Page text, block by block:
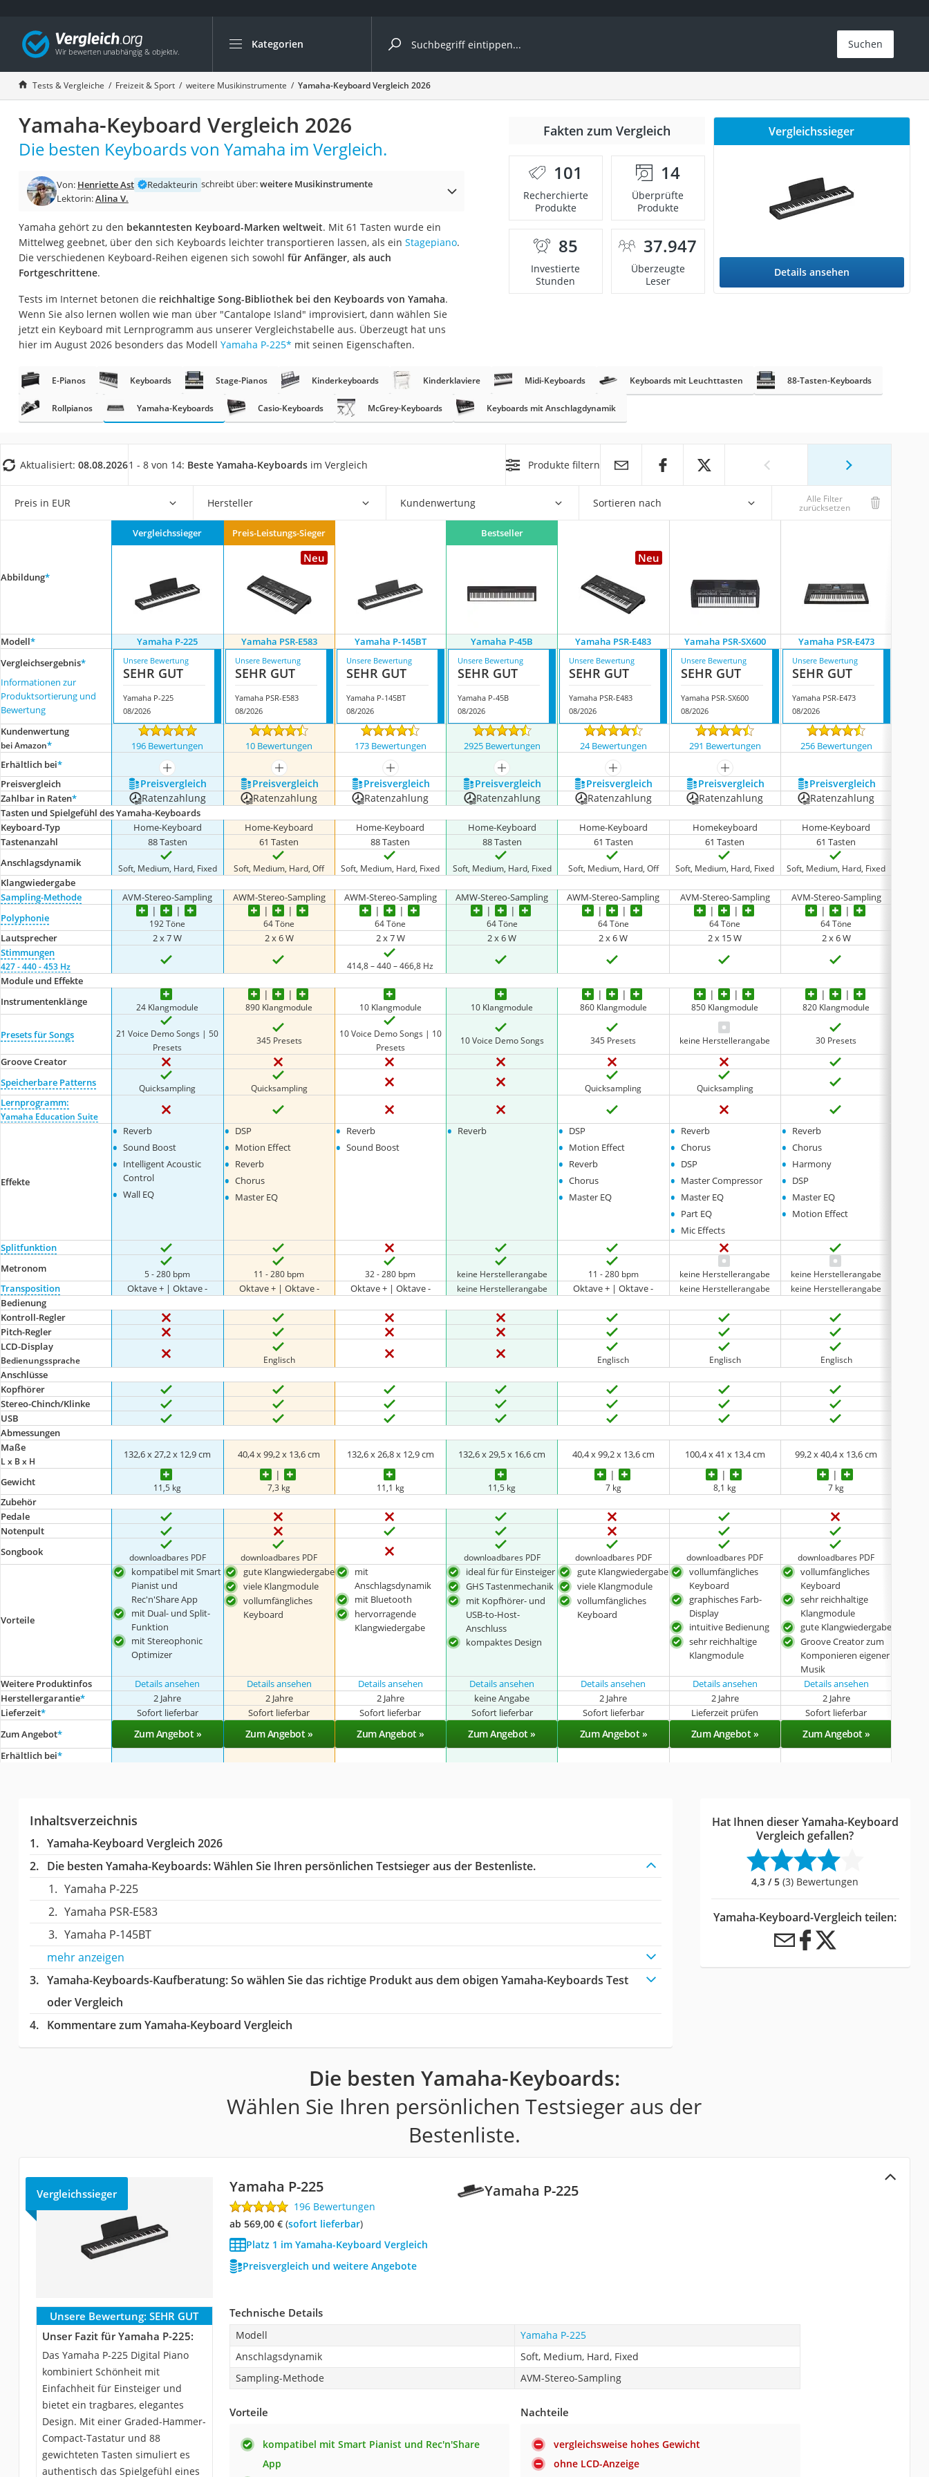
Kategorien
Die beliebtesten Vergleiche nach Kategorie
Freizeit & Sport
Gartentrampolin
Trampolin
Metalldetektor
Trampolin 366 cm
Aluminium-Koffer
Futterboot
E-Bike-Dreirad
Trekkingschuhe Herren
Reisetasche mit Rollen
Koffer
Nachtsichtgerät
Vibrationsplatte
Wanderschuhe Herren
Sicherheitsweste Reiten
Service
Suchen
Tests & Vergleiche Freizeit & Sport weitere Musikinstrumente Yamaha-Keyboard Vergleich 2026
Yamaha-Keyboard Vergleich 2026
Die besten Keyboards von Yamaha im Vergleich.
Von: Henriette Ast Redakteurin schreibt über:weitere Musikinstrumente
Lektorin:Alina V.
Yamaha gehört zu den bekanntesten Keyboard-Marken weltweit. Mit 61 Tasten wurde ein
Mittelweg geebnet, über den sich Keyboards leichter transportieren lassen, als ein Stagepiano.
Die verschiedenen Keyboard-Reihen eigenen sich sowohl für Anfänger, als auch
Fortgeschrittene.
Tests im Internet betonen die reichhaltige Song-Bibliothek bei den Keyboards von Yamaha.
Wenn Sie also lernen wollen wie man über "Cantalope Island" improvisiert, dann wählen Sie
jetzt ein Keyboard mit Lernprogramm aus unserer Vergleichstabelle aus. Überzeugt hat uns
hier im August 2026 besonders das Modell Yamaha P-225* mit seinen Eigenschaften.
Fakten zum Vergleich
101
Recherchierte
Produkte
14
Überprüfte
Produkte
85
Investierte
Stunden
37.947
Überzeugte
Leser
Vergleichssieger
Details ansehen
E-Pianos Keyboards Stage-Pianos Kinderkeyboards Kinderklaviere Midi-Keyboards Keyboards mit Leuchttasten 88-Tasten-Keyboards
Rollpianos Yamaha-Keyboards Casio-Keyboards McGrey-Keyboards Keyboards mit Anschlagdynamik
Aktualisiert: 08.08.20261 - 8 von 14: Beste Yamaha-Keyboards im Vergleich Produkte filtern
Preis in EUR Hersteller Kundenwertung Sortieren nach Alle Filter
zurücksetzen
Abbildung*
Vergleichssieger Preis-Leistungs-Sieger
Neu
Bestseller
Neu
Modell* Yamaha P-225 Yamaha PSR-E583 Yamaha P-145BT Yamaha P-45B Yamaha PSR-E483 Yamaha PSR-SX600 Yamaha PSR-E473
Vergleichsergebnis*
Informationen zur
Produktsortierung und
Bewertung
Unsere Bewertung
SEHR GUT
Yamaha P-225
08/2026
Unsere Bewertung
SEHR GUT
Yamaha PSR-E583
08/2026
Unsere Bewertung
SEHR GUT
Yamaha P-145BT
08/2026
Unsere Bewertung
SEHR GUT
Yamaha P-45B
08/2026
Unsere Bewertung
SEHR GUT
Yamaha PSR-E483
08/2026
Unsere Bewertung
SEHR GUT
Yamaha PSR-SX600
08/2026
Unsere Bewertung
SEHR GUT
Yamaha PSR-E473
08/2026
Kundenwertung
bei Amazon* 196 Bewertungen 10 Bewertungen 173 Bewertungen 2925 Bewertungen 24 Bewertungen 291 Bewertungen 256 Bewertungen
Erhältlich bei*
mehr anzeigen mehr anzeigen mehr anzeigen mehr anzeigen mehr anzeigen
mehr anzeigen
Preis­vergleich
Preis­vergleich Preis­vergleich Preis­vergleich Preis­vergleich Preis­vergleich Preis­vergleich Preis­vergleich
Zahlbar in Raten* Ratenzahlung Ratenzahlung Ratenzahlung Ratenzahlung Ratenzahlung Ratenzahlung Ratenzahlung
Tasten und Spielgefühl des Yamaha-Keyboards
Keyboard-Typ
Home-Keyboard Home-Keyboard Home-Keyboard Home-Keyboard Home-Keyboard Homekeyboard Home-Keyboard
Tastenanzahl
88 Tasten 61 Tasten 88 Tasten 88 Tasten 61 Tasten 61 Tasten 61 Tasten
Anschlagsdynamik
Soft, Medium, Hard, Fixed Soft, Medium, Hard, Off Soft, Medium, Hard, Fixed Soft, Medium, Hard, Fixed Soft, Medium, Hard, Off Soft, Medium, Hard, Fixed Soft, Medium, Hard, Fixed
Klangwiedergabe
Sampling-Methode
AVM-Stereo-Sampling AWM-Stereo-Sampling AWM-Stereo-Sampling AMW-Stereo-Sampling AWM-Stereo-Sampling AVM-Stereo-Sampling AVM-Stereo-Sampling
Polyphonie
192 Töne 64 Töne 64 Töne 64 Töne 64 Töne 64 Töne 64 Töne
Lautsprecher 2 x 7 W 2 x 6 W 2 x 7 W 2 x 6 W 2 x 6 W 2 x 15 W
2 x 6 W
Stimmungen
427 - 440 - 453 Hz 414,8 – 440 – 466,8 Hz
Module und Effekte
Instrumentenklänge
24 Klangmodule 890 Klangmodule 10 Klangmodule 10 Klangmodule 860 Klangmodule 850 Klangmodule 820 Klangmodule
Presets für Songs
21 Voice Demo Songs | 50
Presets
345 Presets
10 Voice Demo Songs | 10
Presets
10 Voice Demo Songs 345 Presets keine Herstellerangabe 30 Presets
Groove Creator
Speicherbare Patterns
Quicksampling Quicksampling Quicksampling Quicksampling
Lernprogramm:
Yamaha Education Suite
Effekte
• Reverb
• Sound Boost
• Intelligent Acoustic
Control
• Wall EQ
• DSP
• Motion Effect
• Reverb
• Chorus
• Master EQ
• Reverb
• Sound Boost
• Reverb • DSP
• Motion Effect
• Reverb
• Chorus
• Master EQ
• Reverb
• Chorus
• DSP
• Master Compressor
• Master EQ
• Part EQ
• Mic Effects
• Reverb
• Chorus
• Harmony
• DSP
• Master EQ
• Motion Effect
Splitfunktion
Metronom
5 - 280 bpm 11 - 280 bpm 32 - 280 bpm keine Herstellerangabe 11 - 280 bpm keine Herstellerangabe keine Herstellerangabe
Transposition Oktave + | Oktave - Oktave + | Oktave - Oktave + | Oktave - keine Herstellerangabe Oktave + | Oktave - keine Herstellerangabe keine Herstellerangabe
Bedienung
Kontroll-Regler
Pitch-Regler
LCD-Display
Bedienungssprache Englisch Englisch Englisch Englisch
Anschlüsse
Kopfhörer
Stereo-Chinch/Klinke
USB
Abmessungen
Maße
L x B x H
132,6 x 27,2 x 12,9 cm 40,4 x 99,2 x 13,6 cm 132,6 x 26,8 x 12,9 cm 132,6 x 29,5 x 16,6 cm 40,4 x 99,2 x 13,6 cm 100,4 x 41 x 13,4 cm ‎99,2 x 40,4 x 13,6 cm
Gewicht 11,5 kg 7,3 kg 11,1 kg 11,5 kg 7 kg 8,1 kg 7 kg
Zubehör
Pedale
Notenpult
Songbook
downloadbares PDF downloadbares PDF downloadbares PDF downloadbares PDF downloadbares PDF downloadbares PDF
Vorteile
kompatibel mit Smart
Pianist und
Rec'n'Share App
mit Dual- und Split-
Funktion
mit Stereophonic
Optimizer
gute Klangwiedergabe
viele Klangmodule
vollumfängliches
Keyboard
mit
Anschlagsdynamik
mit Bluetooth
hervorragende
Klangwiedergabe
ideal für für Einsteiger
GHS Tastenmechanik
mit Kopfhörer- und
USB-to-Host-
Anschluss
kompaktes Design
gute Klangwiedergabe
viele Klangmodule
vollumfängliches
Keyboard
vollumfängliches
Keyboard
graphisches Farb-
Display
intuitive Bedienung
sehr reichhaltige
Klangmodule
vollumfängliches
Keyboard
sehr reichhaltige
Klangmodule
gute Klangwiedergabe
Groove Creator zum
Komponieren eigener
Musik
Weitere Produktinfos Details ansehen Details ansehen Details ansehen Details ansehen Details ansehen Details ansehen
Details ansehen
Herstellergarantie* 2 Jahre 2 Jahre 2 Jahre keine Angabe 2 Jahre 2 Jahre
2 Jahre
Lieferzeit* Sofort lieferbar Sofort lieferbar Sofort lieferbar Sofort lieferbar Sofort lieferbar Lieferzeit prüfen Sofort lieferbar
Zum Angebot* Zum Angebot » Zum Angebot » Zum Angebot » Zum Angebot » Zum Angebot » Zum Angebot » Zum Angebot »
Erhältlich bei*
Inhaltsverzeichnis
Yamaha-Keyboard Vergleich 2026
Die besten Yamaha-Keyboards:Wählen Sie Ihren persönlichen Testsieger aus der Bestenliste.
Yamaha P-225
Yamaha PSR-E583
Yamaha P-145BT
mehr anzeigen
Yamaha-Keyboards-Kaufberatung: So wählen Sie das richtige Produkt aus dem obigen Yamaha-Keyboards Test
oder Vergleich
Kommentare zum Yamaha-Keyboard Vergleich
Hat Ihnen dieser Yamaha-Keyboard
Vergleich gefallen?
4,3 / 5 (3) Bewertungen
Yamaha-Keyboard-Vergleich teilen:
Die besten Yamaha-Keyboards:
Wählen Sie Ihren persönlichen Testsieger aus der
Bestenliste.
Yamaha P-225
Vergleichssieger Yamaha P-225
196 Bewertungen
ab 569,00 €( Sofort lieferbar)
Platz 1 im Yamaha-Keyboard Vergleich
Preisvergleich und weitere Angebote
Unsere Bewertung: SEHR GUT
Unser Fazit für Yamaha P-225:
Das Yamaha P-225 Digital Piano
kombiniert Schönheit mit
Einfachheit für Einsteiger und
bietet ein tragbares, elegantes
Design. Mit einer Graded-Hammer-
Compact-Tastatur und 88
gewichteten Tasten simuliert es
authentisch das Spielgefühl eines
Technische Details
Modell
Yamaha P-225
Anschlagsdynamik
Soft, Medium, Hard, Fixed
Sampling-Methode
AVM-Stereo-Sampling
Vorteile
kompatibel mit Smart Pianist und Rec'n'Share
App
Nachteile
vergleichsweise hohes Gewicht
ohne LCD-Anzeige